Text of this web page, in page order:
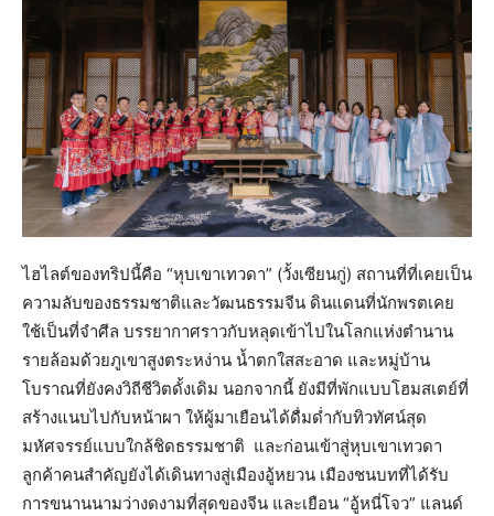
ไฮไลต์ของทริปนี้คือ “หุบเขาเทวดา” (วั้งเซียนกู่) สถานที่ที่เคยเป็น
ความลับของธรรมชาติและวัฒนธรรมจีน ดินแดนที่นักพรตเคย
ใช้เป็นที่จำศีล บรรยากาศราวกับหลุดเข้าไปในโลกแห่งตำนาน
รายล้อมด้วยภูเขาสูงตระหง่าน น้ำตกใสสะอาด และหมู่บ้าน
โบราณที่ยังคงวิถีชีวิตดั้งเดิม นอกจากนี้ ยังมีที่พักแบบโฮมสเตย์ที่
สร้างแนบไปกับหน้าผา ให้ผู้มาเยือนได้ดื่มด่ำกับทิวทัศน์สุด
มหัศจรรย์แบบใกล้ชิดธรรมชาติ และก่อนเข้าสู่หุบเขาเทวดา
ลูกค้าคนสำคัญยังได้เดินทางสู่เมืองอู้หยวน เมืองชนบทที่ได้รับ
การขนานนามว่างดงามที่สุดของจีน และเยือน “อู้หนี่โจว” แลนด์